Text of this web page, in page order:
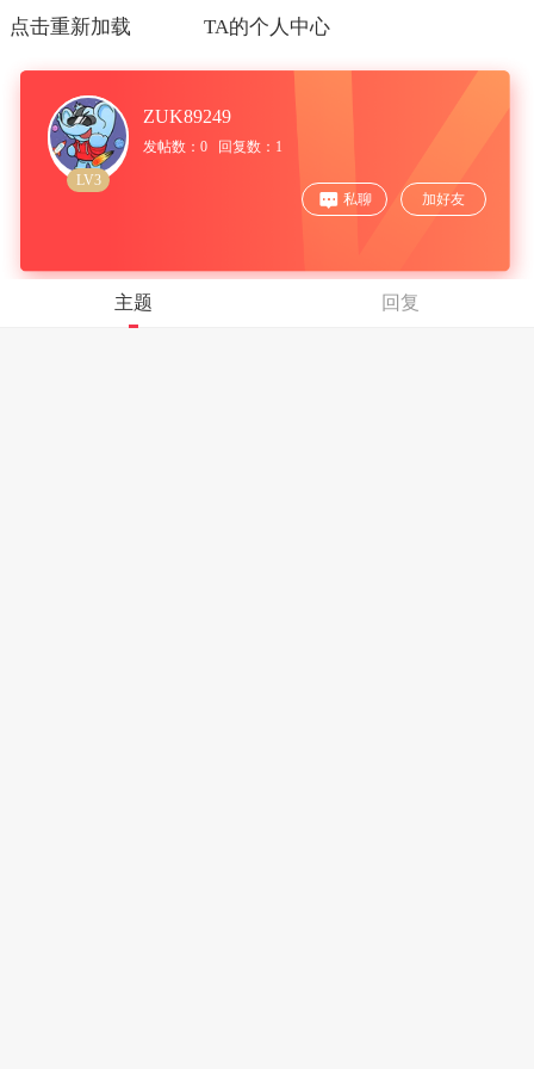
点击重新加载 TA的个人中心
LV3
ZUK89249
发帖数：0 回复数：1
私聊 加好友
主题 回复